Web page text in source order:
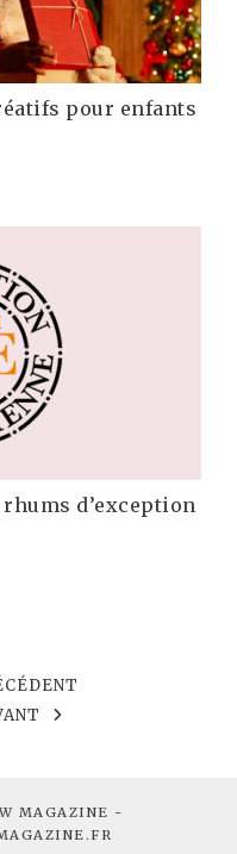
pour enfants
d’exception
MAGAZINE -